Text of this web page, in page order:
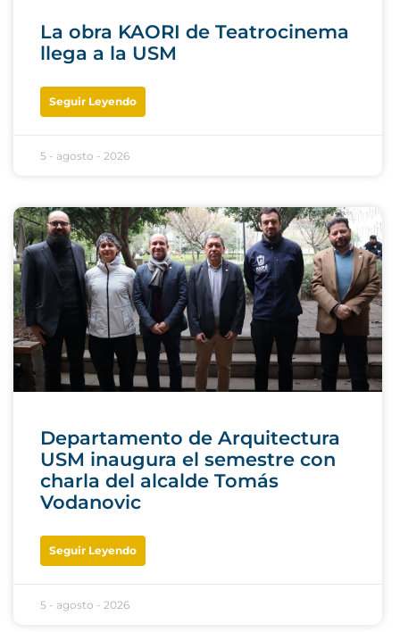
La obra KAORI de Teatrocinema
llega a la USM
Seguir Leyendo
5 - agosto - 2026
Departamento de Arquitectura
USM inaugura el semestre con
charla del alcalde Tomás
Vodanovic
Seguir Leyendo
5 - agosto - 2026